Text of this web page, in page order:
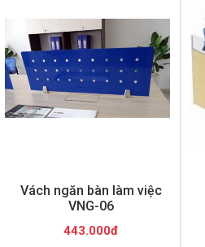
Vách ngăn bàn làm việc
VNG-06
443.000đ